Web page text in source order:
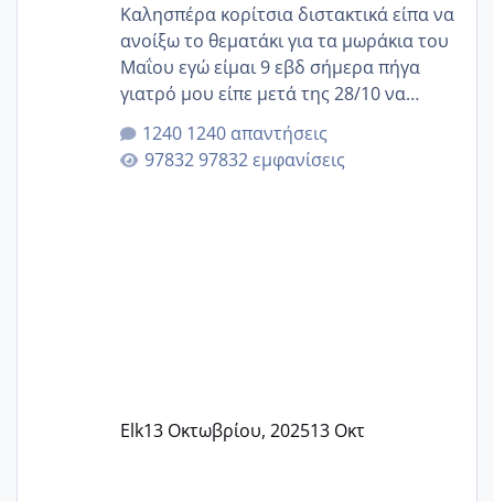
Καλησπέρα κορίτσια διστακτικά είπα να
ανοίξω το θεματάκι για τα μωράκια του
Μαΐου εγώ είμαι 9 εβδ σήμερα πήγα
γιατρό μου είπε μετά της 28/10 να
κλείσω ραντεβού για την αυχενική είναι
καμιά άλλη κοπέλα να γεννάει Μάιο ;;
1240 απαντήσεις
97832 εμφανίσεις
Elk13 Οκτωβρίου, 202513 Οκτ